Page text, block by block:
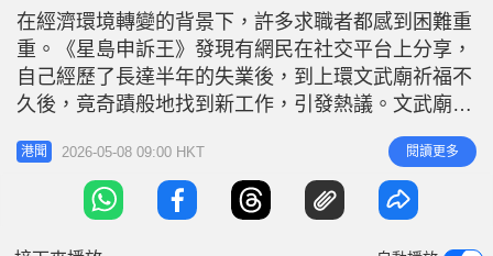
n
n
c
t
r
e
在經濟環境轉變的背景下，許多求職者都感到困難重
重。《星島申訴王》發現有網民在社交平台上分享，
自己經歷了長達半年的失業後，到上環文武廟祈福不
久後，竟奇蹟般地找到新工作，引發熱議。文武廟是
否真能助人事業運亨通？《星島申訴王》請來玄學家
七仙羽剖析，她指該廟宇靈氣極強，因此向來非常靈
驗。她提醒信眾在拜神求籤的過程中，有若干細節需
要注意，才能更有效地傳達心願，在尋找工作的道路
港聞 2026-05-08 09:00 HKT 閱讀更多